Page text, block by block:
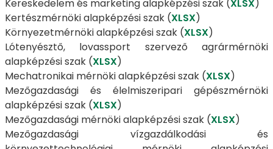
Kereskedelem és marketing alapképzési szak (XLSX)
Kertészmérnöki alapképzési szak (XLSX)
Környezetmérnöki alapképzési szak (XLSX)
Lótenyésztő, lovassport szervező agrármérnöki
alapképzési szak (XLSX)
Mechatronikai mérnöki alapképzési szak (XLSX)
Mezőgazdasági és élelmiszeripari gépészmérnöki
alapképzési szak (XLSX)
Mezőgazdasági mérnöki alapképzési szak (XLSX)
Mezőgazdasági vízgazdálkodási és